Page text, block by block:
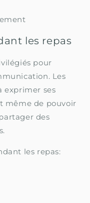
les repas
pour
Les
exprimer ses
même de pouvoir
des
les repas: